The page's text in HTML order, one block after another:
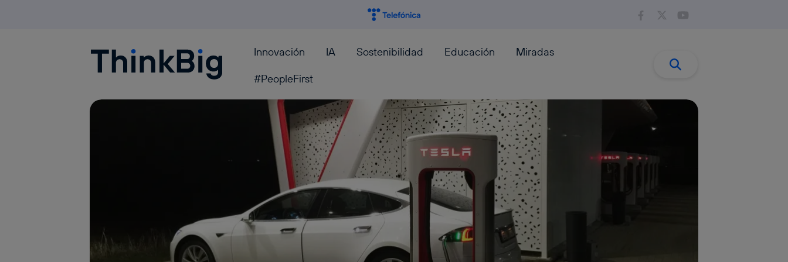
Blogthinkbig.com Innovación IA Sostenibilidad Educación
Miradas
#PeopleFirst
Buscar